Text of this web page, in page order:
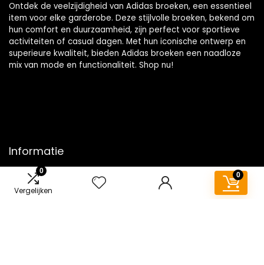
0
Vergelijken
0
Ontdek de veelzijdigheid van Adidas broeken, een essentieel
item voor elke garderobe. Deze stijlvolle broeken, bekend om
hun comfort en duurzaamheid, zijn perfect voor sportieve
activiteiten of casual dagen. Met hun iconische ontwerp en
superieure kwaliteit, bieden Adidas broeken een naadloze
mix van mode en functionaliteit. Shop nu!
Informatie
Contact
Klantenservice